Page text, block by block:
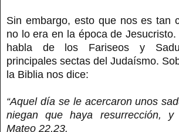
Sin embargo, esto que nos es tan
no lo era en la época de
habla de los Fariseos y
principales sectas del Judaísmo.
la Biblia nos dice:
“Aquel día se le acercaron unos
niegan que haya resurrección, y
Mateo 22,23.